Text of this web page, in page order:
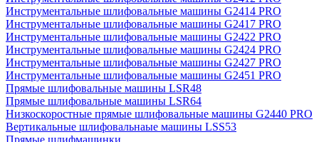
Инструментальные шлифовальные машины G2414 PRO
Инструментальные шлифовальные машины G2417 PRO
Инструментальные шлифовальные машины G2422 PRO
Инструментальные шлифовальные машины G2424 PRO
Инструментальные шлифовальные машины G2427 PRO
Инструментальные шлифовальные машины G2451 PRO
Прямые шлифовальные машины LSR48
Прямые шлифовальные машины LSR64
Низкоскоростные прямые шлифовальные машины G2440 PRO
Вертикальные шлифовальнаые машины LSS53
Прямые шлифмашинки